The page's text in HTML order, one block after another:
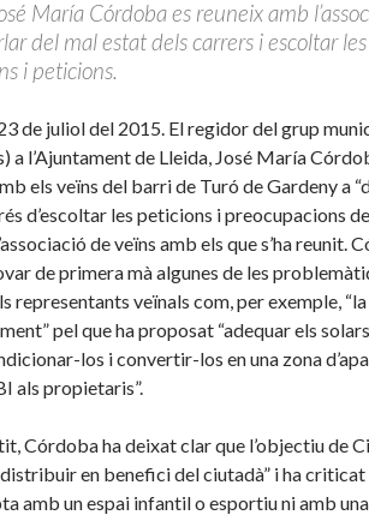
María Córdoba es reuneix amb
del mal estat dels carrers i escoltar
i peticions.
de juliol del 2015. El regidor del grup
a l’Ajuntament de Lleida, José María
els veïns del barri de Turó de Gardeny a
d’escoltar les peticions i preocupacions
de veïns amb els que s’ha reunit.
de primera mà algunes de les
representants veïnals com, per exemple, “la
pel que ha proposat “adequar els
los i convertir-los en una zona
als propietaris”.
Córdoba ha deixat clar que l’objectiu de
en benefici del ciutadà” i ha criticat
amb un espai infantil o esportiu ni amb